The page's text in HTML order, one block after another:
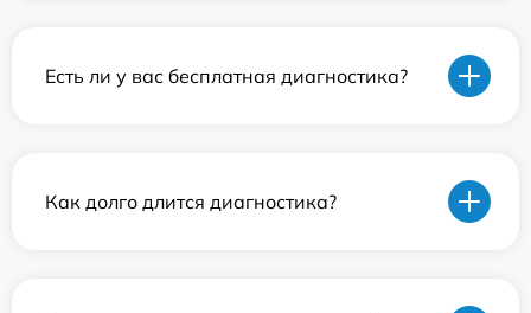
Есть ли у вас бесплатная диагностика?
Как долго длится диагностика?